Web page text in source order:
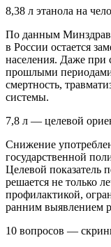
8,38 л этанола на
По данным
в России остается
населения. Даже при
прошлыми периодами
смертность,
системы.
7,8 л — целевой
Снижение
государственной
Целевой показатель
решается не только
профилактикой,
ранним выявлением
10 вопросов —